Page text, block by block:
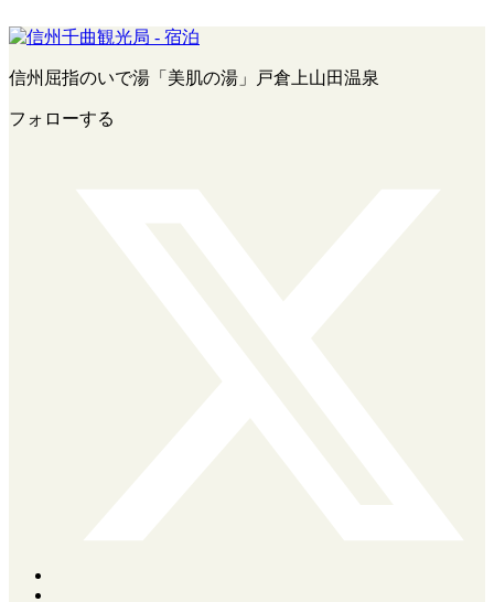
信州屈指のいで湯「美肌の湯」戸倉上山田温泉
フォローする